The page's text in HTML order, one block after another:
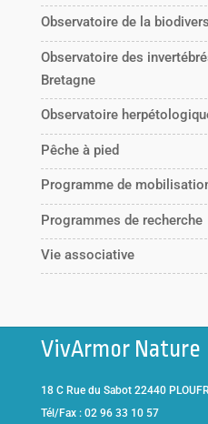
Observatoire de la
Observatoire des
Bretagne
Observatoire
Pêche à pied
Programme de
Programmes de recherche
Vie associative
VivArmor Nature
18 C Rue du Sabot 22440
Tél/Fax : 02 96 33 10 57